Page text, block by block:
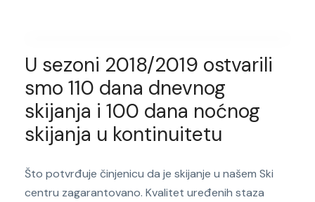
U sezoni 2018/2019 ostvarili
smo 110 dana dnevnog
skijanja i 100 dana noćnog
skijanja u kontinuitetu
Što potvrđuje činjenicu da je skijanje u našem Ski
centru zagarantovano. Kvalitet uređenih staza